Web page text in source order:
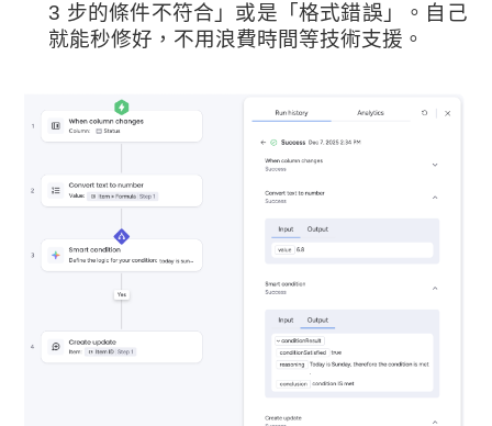
3 步的條件不符合」或是「格式錯誤」。自己
就能秒修好，不用浪費時間等技術支援。